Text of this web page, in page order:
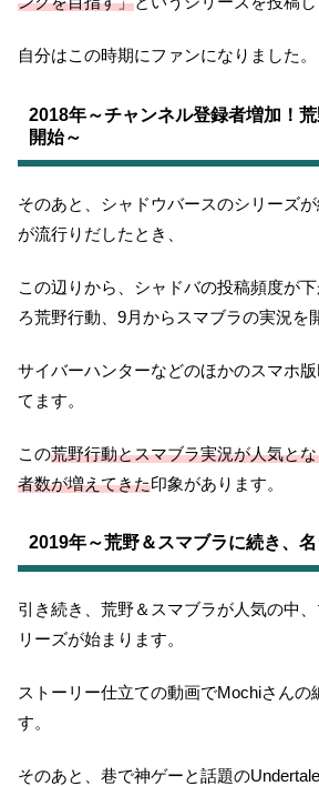
自分はこの時期にファンになりました。
2018年～チャンネル登録者増加！
開始～
そのあと、シャドウバースのシリーズ
が流行りだしたとき、
この辺りから、シャドバの投稿頻度が
ろ荒野行動、9月からスマブラの実況を
サイバーハンターなどのほかのスマホ
てます。
この荒野行動とスマブラ実況が人気と
者数が増えてきた印象があります。
2019年～荒野＆スマブラに続き、
引き続き、荒野＆スマブラが人気の中
リーズが始まります。
ストーリー仕立ての動画でMochiさんの
す。
そのあと、巷で神ゲーと話題の